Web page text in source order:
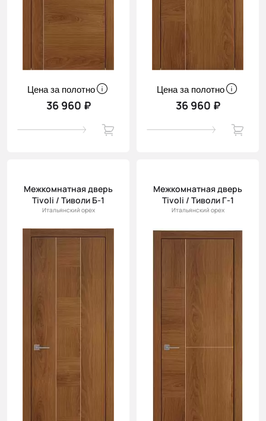
Цена за полотно
36 960 ₽
Цена за полотно
36 960 ₽
Межкомнатная дверь
Tivoli / Тиволи Б-1
Итальянский орех
Межкомнатная дверь
Tivoli / Тиволи Г-1
Итальянский орех